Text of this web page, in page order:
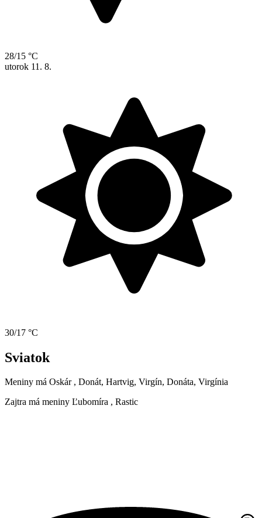
28/15 °C
utorok 11. 8.
30/17 °C
Sviatok
Meniny má Oskár , Donát, Hartvig, Virgín, Donáta, Virgínia
Zajtra má meniny Ľubomíra , Rastic